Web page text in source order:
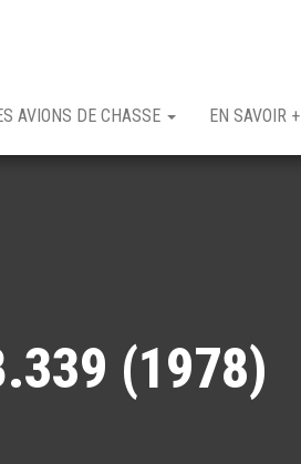
AVIONS DE CHASSE EN SAVOIR +
(1978)